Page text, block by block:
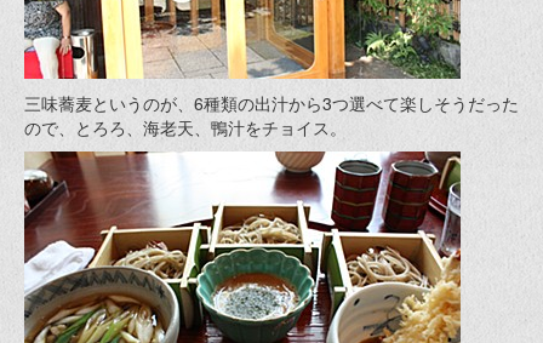
三味蕎麦というのが、6種類の出汁から3つ選べて楽しそうだった
ので、とろろ、海老天、鴨汁をチョイス。